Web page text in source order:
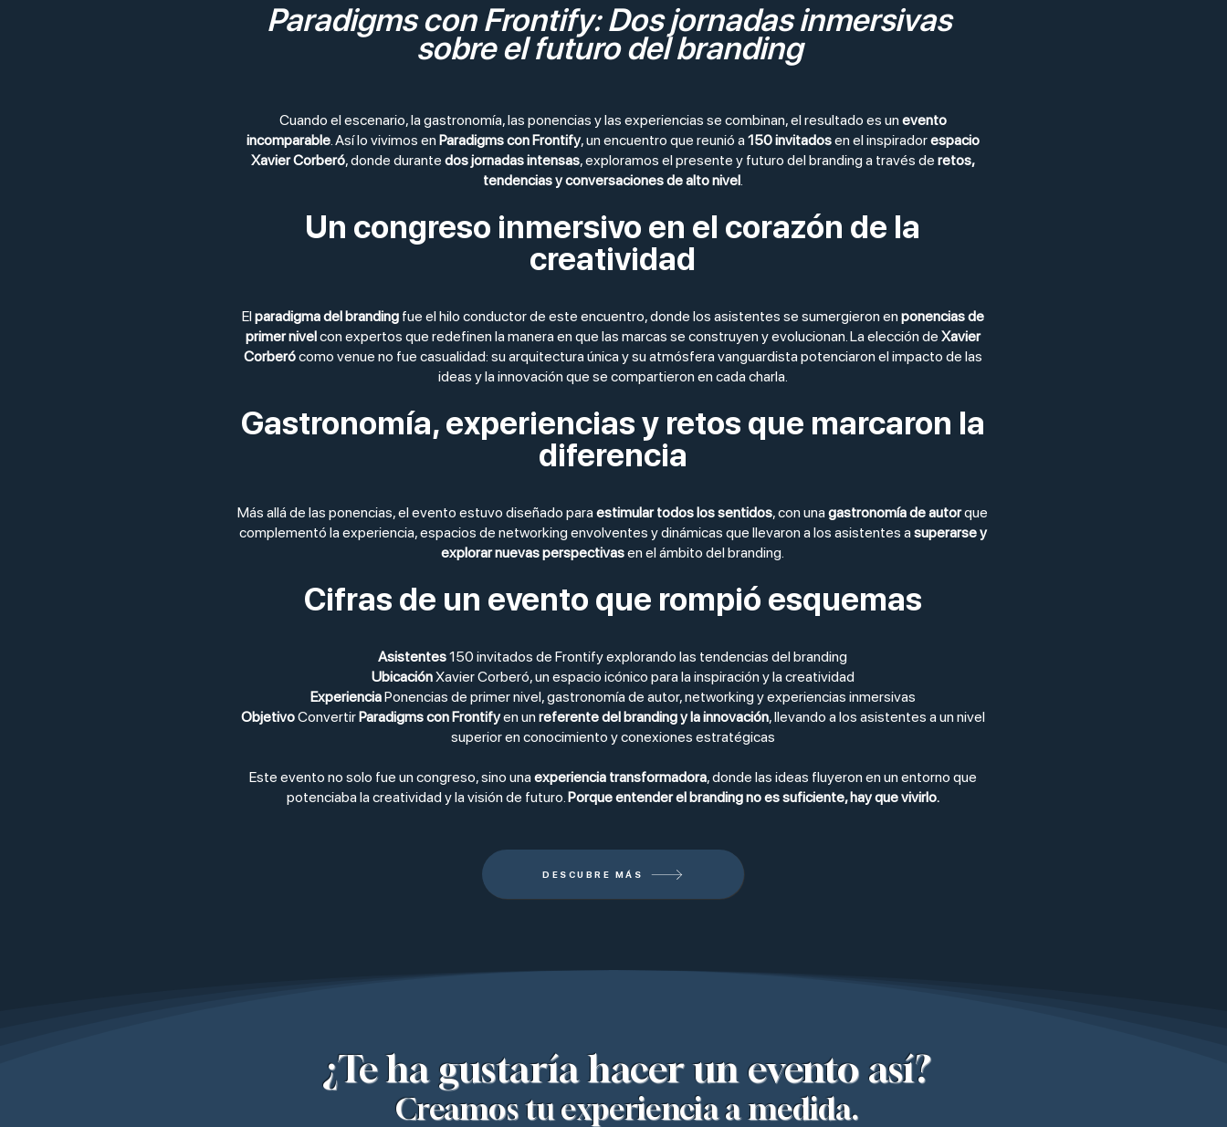
Paradigms con Frontify: Dos jornadas inmersivas
sobre el futuro del branding
Cuando el escenario, la gastronomía, las ponencias y las experiencias se combinan, el resultado es un evento
incomparable. Así lo vivimos en Paradigms con Frontify, un encuentro que reunió a 150 invitadosen el inspiradorespacio
Xavier Corberó, donde durante dos jornadas intensas, exploramos el presente y futuro del branding a través de retos,
tendencias y conversaciones de alto nivel.
Un congreso inmersivo en el corazón de la
creatividad
Elparadigma del brandingfue el hilo conductor de este encuentro, donde los asistentes se sumergieron en ponencias de
primer nivelcon expertos que redefinen la manera en que las marcas se construyen y evolucionan. La elección de Xavier
Corberócomo venue no fue casualidad: su arquitectura única y su atmósfera vanguardista potenciaron el impacto de las
ideas y la innovación que se compartieron en cada charla.
Gastronomía, experiencias y retos que marcaron la
diferencia
Más allá de las ponencias, el evento estuvo diseñado para estimular todos los sentidos, con una gastronomía de autorque
complementó la experiencia, espacios de networking envolventes y dinámicas que llevaron a los asistentes a superarse y
explorar nuevas perspectivasen el ámbito del branding.
Cifras de un evento que rompió esquemas
Asistentes150 invitados de Frontify explorando las tendencias del branding
UbicaciónXavier Corberó, un espacio icónico para la inspiración y la creatividad
ExperienciaPonencias de primer nivel, gastronomía de autor, networking y experiencias inmersivas
ObjetivoConvertirParadigms con Frontifyen un referente del branding y la innovación, llevando a los asistentes a un nivel
superior en conocimiento y conexiones estratégicas
Este evento no solo fue un congreso, sino una experiencia transformadora, donde las ideas fluyeron en un entorno que
potenciaba la creatividad y la visión de futuro.Porque entender el branding no es suficiente, hay que vivirlo.
DESCUBRE MÁS
¿Te ha gustaría hacer un evento así?
Creamos tu experiencia a medida.